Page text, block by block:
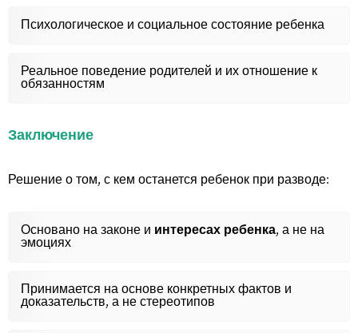
Психологическое и социальное состояние ребенка
Реальное поведение родителей и их отношение к
обязанностям
Заключение
Решение о том, с кем останется ребенок при разводе:
Основано на законе и интересах ребенка, а не на
эмоциях
Принимается на основе конкретных фактов и
доказательств, а не стереотипов